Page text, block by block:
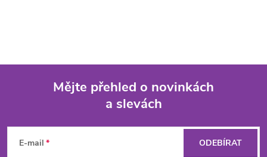
Mějte přehled o novinkách
a slevách
E-mail ODEBÍRAT